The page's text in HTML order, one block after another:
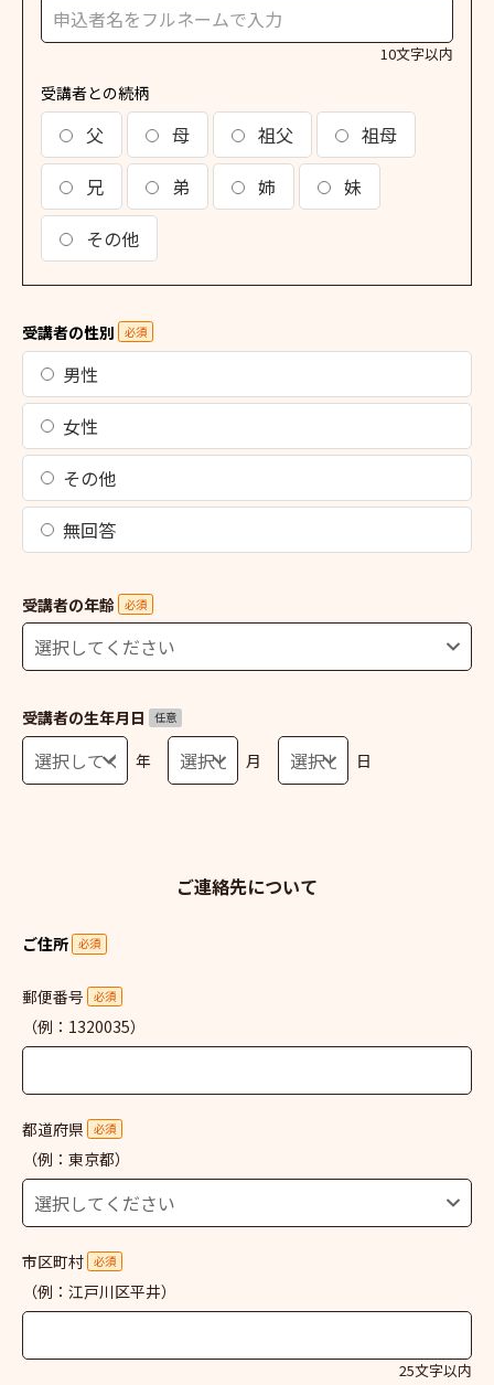
10文字以内
受講者との続柄
父 母 祖父
祖母
兄
弟 姉
妹
その他
受講者の性別 必須
男性
女性
その他
無回答
受講者の年齢 必須
受講者の生年月日 任意
年 月 日
ご連絡先について
ご住所 必須
郵便番号 必須
（例：1320035）
都道府県 必須
（例：東京都）
市区町村 必須
（例：江戸川区平井）
25文字以内